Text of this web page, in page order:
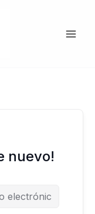
nuevo!